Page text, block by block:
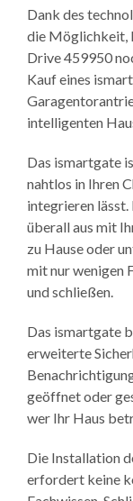
Dank des
die Möglichkeit,
Drive 459950
Kauf eines
intelligenten
Das ismartgate
nahtlos in Ihren
integrieren lässt.
überall aus mit
zu Hause oder
mit nur wenigen
und schließen.
Das ismartgate
erweiterte
geöffnet oder
wer Ihr Haus
Die Installation
erfordert keine